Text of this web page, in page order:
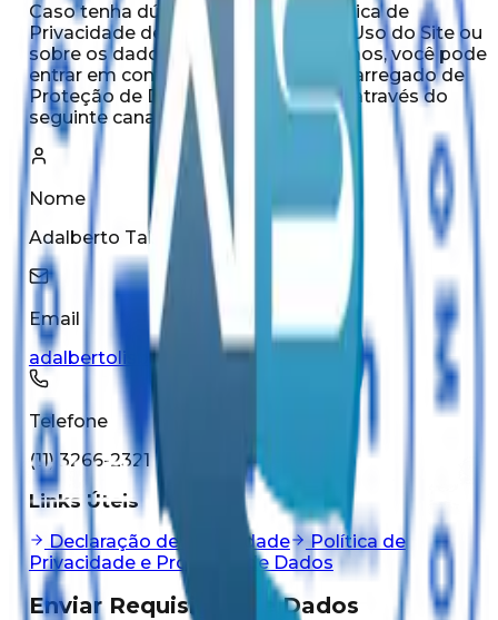
Caso tenha dúvidas sobre esta Política de
Privacidade de Dados e Termos de Uso do Site ou
sobre os dados pessoais que tratamos, você pode
entrar em contato com o nosso Encarregado de
Proteção de Dados Pessoais, DPO, através do
seguinte canal:
Nome
Adalberto Tabajara Lisboa Santos
Email
adalbertolisboa@atsantos.com.br
Telefone
(11) 3266-2321
Links Úteis
Declaração de Privacidade
Política de
Privacidade e Proteção de Dados
Enviar Requisição de Dados